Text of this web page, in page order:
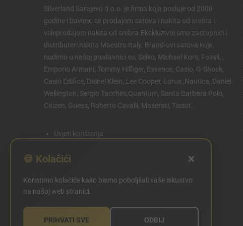
Silverland Sarajevo d.o.o. je firma koja posluje od 2008
godine i bavimo se prodajom satova i nakita od srebra i
veleprodajom nakita od srebra.Ekskluzivni smo zastupnici i
distributeri nakita Maestro Italy. Brand-ovi satova koje
nudimo u našoj prodavnici su, Seiko, Michael Kors, Fossil, ,
Emporio Armani, Tommy Hilfiger, Essence, Casio, G-Shock,
Casio Edifice, Dainel Klein, Lee Cooper, Lorus ,Nautica, Daniel
Wellington, Sergio Tacchini,Quantum, Santa Barbara Polo,
Citizen, Guess, Roberto Cavalli, Maserati, Tissot.
Uvjeti korištenja
Politika kolačića
POSTAVKE KOLAČIĆA
🍪 Kolačići ×
Koristimo kolačiće kako bismo poboljšali vaše iskustvo
na našoj web stranici.
PRIHVATI SVE ODBIJ